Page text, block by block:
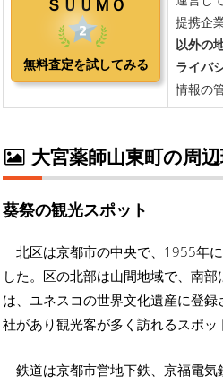
大宮薬師山東町の周
葵祭の観光スポット
北区は京都市の中央で、1955年
した。区の北部は山間地域で、南
は、ユネスコの世界文化遺産に登
社があり観光客が多く訪れるスポッ
鉄道は京都市営地下鉄、京福電